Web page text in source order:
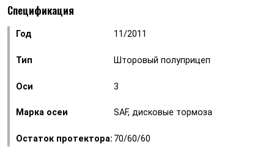
Спецификация
Год 11/2011
Тип Шторовый полуприцеп
Оси 3
Марка осеи SAF, дисковые тормоза
Остаток протектора: 70/60/60